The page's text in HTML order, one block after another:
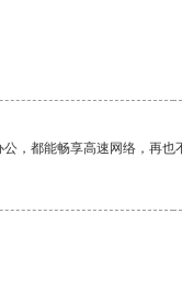
，都能畅享高速网络，再